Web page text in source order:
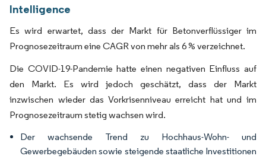
Intelligence
Es wird erwartet, dass der Markt für Betonverflüssiger im
Prognosezeitraum eine CAGR von mehr als 6 % verzeichnet.
Die COVID-19-Pandemie hatte einen negativen Einfluss auf
den Markt. Es wird jedoch geschätzt, dass der Markt
inzwischen wieder das Vorkrisenniveau erreicht hat und im
Prognosezeitraum stetig wachsen wird.
Der wachsende Trend zu Hochhaus-Wohn- und
Gewerbegebäuden sowie steigende staatliche Investitionen